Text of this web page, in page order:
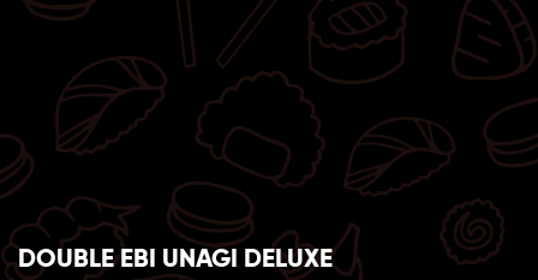
DOUBLE EBI UNAGI DELUXE